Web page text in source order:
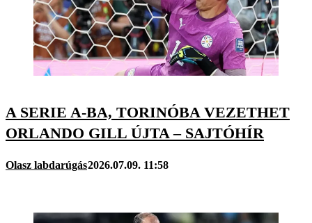
A SERIE A-BA, TORINÓBA VEZETHET
ORLANDO GILL ÚJTA – SAJTÓHÍR
Olasz labdarúgás2026.07.09. 11:58